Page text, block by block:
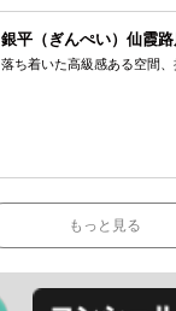
銀平（ぎんぺい）仙霞
落ち着いた高級感ある空間、
もっと見る